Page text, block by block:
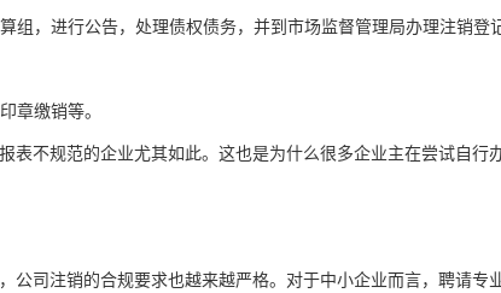
组，进行公告，处理债权债务，并到市场监督管理局办理注销登
章缴销等。
表不规范的企业尤其如此。这也是为什么很多企业主在尝试自行
公司注销的合规要求也越来越严格。对于中小企业而言，聘请专